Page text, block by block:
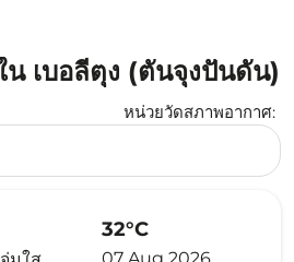
เบอลีตุง (ตันจุงปันดัน)
หน่วยวัดสภาพอากาศ:
ซียส Selected
32°C
07 Aug 2026